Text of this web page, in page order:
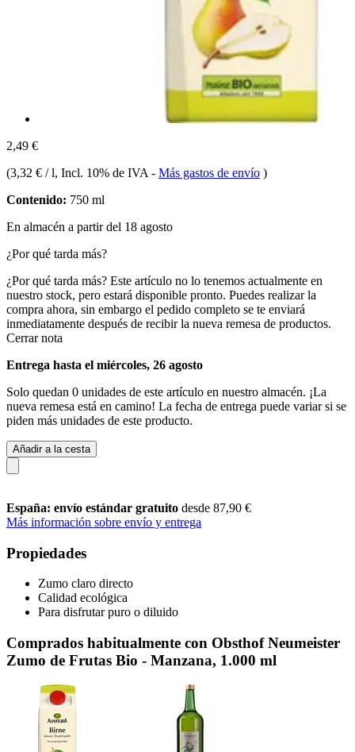
2,49 €
(3,32 € / l, Incl. 10% de IVA - Más gastos de envío )
Contenido: 750 ml
En almacén a partir del 18 agosto
¿Por qué tarda más?
¿Por qué tarda más? Este artículo no lo tenemos actualmente en
nuestro stock, pero estará disponible pronto. Puedes realizar la
compra ahora, sin embargo el pedido completo se te enviará
inmediatamente después de recibir la nueva remesa de productos.
Cerrar nota
Entrega hasta el miércoles, 26 agosto
Solo quedan 0 unidades de este artículo en nuestro almacén. ¡La
nueva remesa está en camino! La fecha de entrega puede variar si se
piden más unidades de este producto.
Añadir a la cesta
España: envío estándar gratuito desde 87,90 €
Más información sobre envío y entrega
Propiedades
Zumo claro directo
Calidad ecológica
Para disfrutar puro o diluido
Comprados habitualmente con Obsthof Neumeister
Zumo de Frutas Bio - Manzana, 1.000 ml